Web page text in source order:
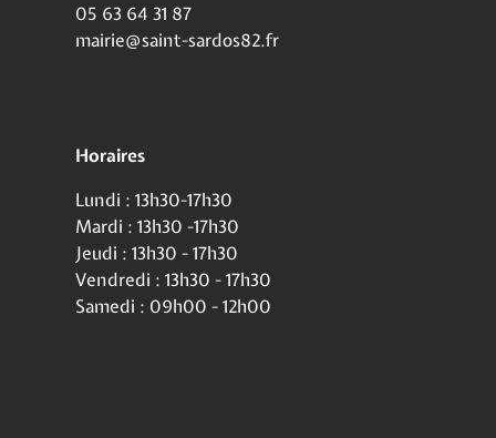
05 63 64 31 87
mairie@saint-sardos82.fr
Horaires
Lundi : 13h30-17h30
Mardi : 13h30 -17h30
Jeudi : 13h30 - 17h30
Vendredi : 13h30 - 17h30
Samedi : 09h00 - 12h00